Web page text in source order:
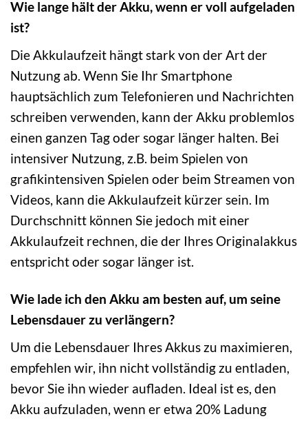
Wie lange hält der Akku, wenn er voll aufgeladen
ist?
Die Akkulaufzeit hängt stark von der Art der
Nutzung ab. Wenn Sie Ihr Smartphone
hauptsächlich zum Telefonieren und Nachrichten
schreiben verwenden, kann der Akku problemlos
einen ganzen Tag oder sogar länger halten. Bei
intensiver Nutzung, z.B. beim Spielen von
grafikintensiven Spielen oder beim Streamen von
Videos, kann die Akkulaufzeit kürzer sein. Im
Durchschnitt können Sie jedoch mit einer
Akkulaufzeit rechnen, die der Ihres Originalakkus
entspricht oder sogar länger ist.
Wie lade ich den Akku am besten auf, um seine
Lebensdauer zu verlängern?
Um die Lebensdauer Ihres Akkus zu maximieren,
empfehlen wir, ihn nicht vollständig zu entladen,
bevor Sie ihn wieder aufladen. Ideal ist es, den
Akku aufzuladen, wenn er etwa 20% Ladung